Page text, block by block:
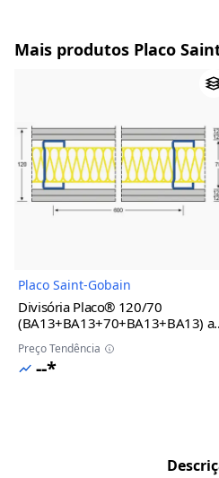
Mais produtos Placo
Imagem do
Placo Saint-Gobain
Divisória Placo® 120/70
(BA13+BA13+70+BA13+BA13) a
600 mm com lã mineral - UPLC-
P063F - Saint-Gobain
Preço Tendência
--*